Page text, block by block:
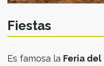
Fiestas
Es famosa la Feria del